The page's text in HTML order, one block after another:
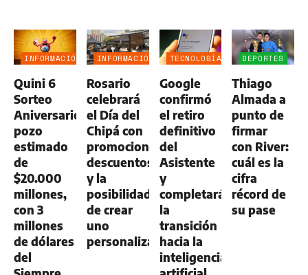
INFORMACIÓN
Quini 6
Sorteo
Aniversario:
pozo
estimado
de
$20.000
millones,
con 3
millones
de dólares
del
INFORMACIÓN
Rosario
celebrará
el Día del
Chipá con
promociones,
descuentos
y la
posibilidad
de crear
uno
personalizado
TECNOLOGÍA
Google
confirmó
el retiro
definitivo
del
Asistente
y
completará
la
transición
hacia la
inteligencia
DEPORTES
Thiago
Almada a
punto de
firmar
con River:
cuál es la
cifra
récord de
su pase